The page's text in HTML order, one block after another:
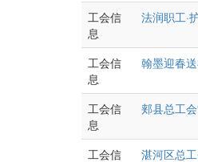
工会信
息
法润职工·
工会信
息
翰墨迎春
工会信
息
郏县总工
工会信
湛河区总